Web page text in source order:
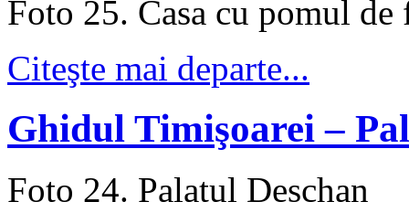
Foto 25. Casa cu pomul de
Citeşte mai departe...
Ghidul Timişoarei –
Foto 24. Palatul Deschan